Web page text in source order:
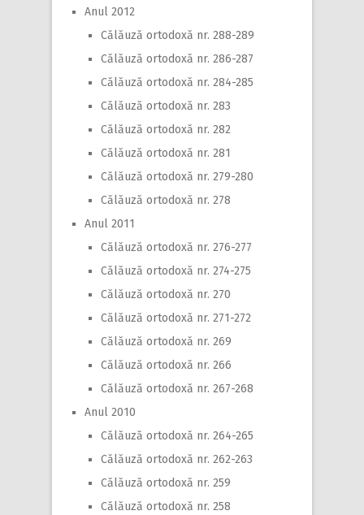
Anul 2012
Călăuză ortodoxă nr. 288-289
Călăuză ortodoxă nr. 286-287
Călăuză ortodoxă nr. 284-285
Călăuză ortodoxă nr. 283
Călăuză ortodoxă nr. 282
Călăuză ortodoxă nr. 281
Călăuză ortodoxă nr. 279-280
Călăuză ortodoxă nr. 278
Anul 2011
Călăuză ortodoxă nr. 276-277
Călăuză ortodoxă nr. 274-275
Călăuză ortodoxă nr. 270
Călăuză ortodoxă nr. 271-272
Călăuză ortodoxă nr. 269
Călăuză ortodoxă nr. 266
Călăuză ortodoxă nr. 267-268
Anul 2010
Călăuză ortodoxă nr. 264-265
Călăuză ortodoxă nr. 262-263
Călăuză ortodoxă nr. 259
Călăuză ortodoxă nr. 258